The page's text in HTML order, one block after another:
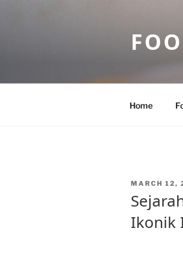
Home
POSTED
MARCH 12,
Ikonik